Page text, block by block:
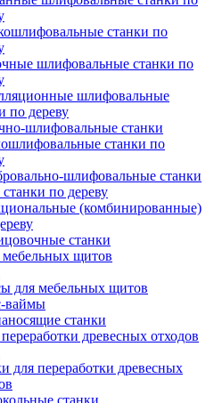
станки по
шлифовальные станки по
шлифовальные
по дереву
шлифовальные станки
станки по
шлифовальные станки
по дереву
(комбинированные)
станки
щитов
для мебельных щитов
ваймы
станки
древесных отходов
для переработки древесных
станки